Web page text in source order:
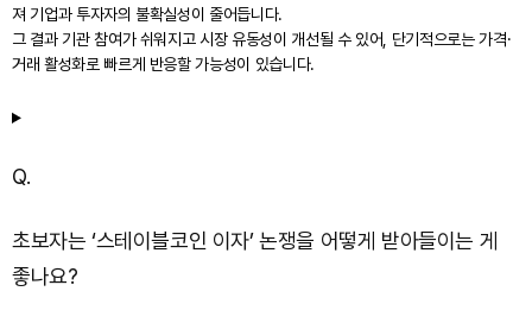
져 기업과 투자자의 불확실성이 줄어듭니다.
그 결과 기관 참여가 쉬워지고 시장 유동성이 개선될 수 있어, 단기적으로는 가격·
거래 활성화로 빠르게 반응할 가능성이 있습니다.
Q.
초보자는 ‘스테이블코인 이자’ 논쟁을 어떻게 받아들이는 게
좋나요?